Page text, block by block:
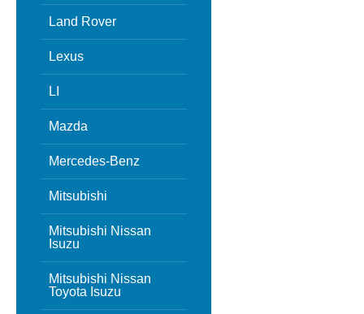
Land Rover
Lexus
LI
Mazda
Mercedes-Benz
Mitsubishi
Mitsubishi Nissan
Isuzu
Mitsubishi Nissan
Toyota Isuzu